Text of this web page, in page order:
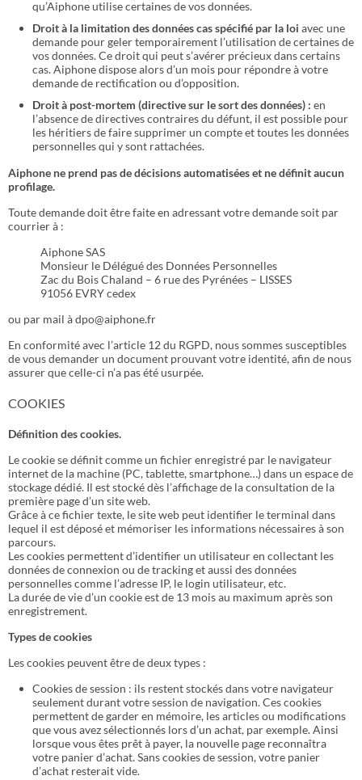
qu’Aiphone utilise certaines de vos données.
Droit à la limitation des données cas spécifié par la loi avec une
demande pour geler temporairement l’utilisation de certaines de
vos données. Ce droit qui peut s’avérer précieux dans certains
cas. Aiphone dispose alors d’un mois pour répondre à votre
demande de rectification ou d’opposition.
Droit à post-mortem (directive sur le sort des données) : en
l’absence de directives contraires du défunt, il est possible pour
les héritiers de faire supprimer un compte et toutes les données
personnelles qui y sont rattachées.
Aiphone ne prend pas de décisions automatisées et ne définit aucun
profilage.
Toute demande doit être faite en adressant votre demande soit par
courrier à :
Aiphone SAS
Monsieur le Délégué des Données Personnelles
Zac du Bois Chaland – 6 rue des Pyrénées – LISSES
91056 EVRY cedex
ou par mail à dpo@aiphone.fr
En conformité avec l’article 12 du RGPD, nous sommes susceptibles
de vous demander un document prouvant votre identité, afin de nous
assurer que celle-ci n’a pas été usurpée.
COOKIES
Définition des cookies.
Le cookie se définit comme un fichier enregistré par le navigateur
internet de la machine (PC, tablette, smartphone…) dans un espace de
stockage dédié. Il est stocké dès l’affichage de la consultation de la
première page d’un site web.
Grâce à ce fichier texte, le site web peut identifier le terminal dans
lequel il est déposé et mémoriser les informations nécessaires à son
parcours.
Les cookies permettent d’identifier un utilisateur en collectant les
données de connexion ou de tracking et aussi des données
personnelles comme l’adresse IP, le login utilisateur, etc.
La durée de vie d’un cookie est de 13 mois au maximum après son
enregistrement.
Types de cookies
Les cookies peuvent être de deux types :
Cookies de session : ils restent stockés dans votre navigateur
seulement durant votre session de navigation. Ces cookies
permettent de garder en mémoire, les articles ou modifications
que vous avez sélectionnés lors d’un achat, par exemple. Ainsi
lorsque vous êtes prêt à payer, la nouvelle page reconnaîtra
votre panier d’achat. Sans cookies de session, votre panier
d’achat resterait vide.